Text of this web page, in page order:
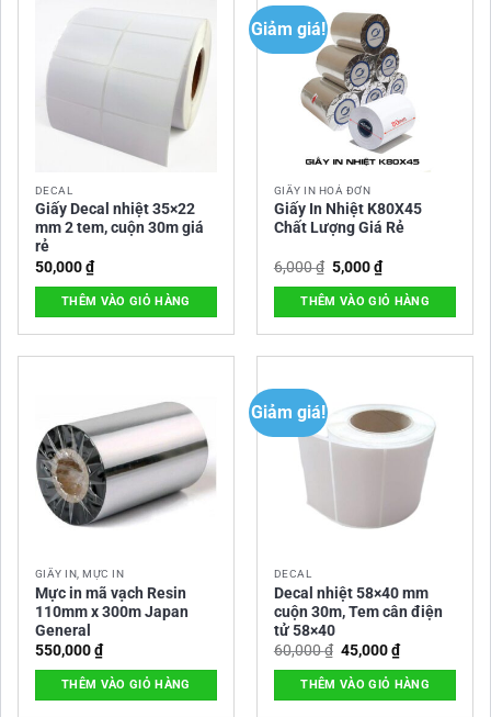
35×22 mm chất lượng, giá rẻ.
⭐Thanh toán và giao hàng
Giao hàng toàn quốc, hỗ trợ thanh toán COD với đơn
hàng có giá trị dưới 3 triệu đồng.
Miễn phí giao hàng nội thành TP. Hồ Chí Minh trong
bán kính 10km.
DECAL
Giấy Decal nhiệt 35×22
mm 2 tem, cuộn 30m giá
rẻ
50,000₫
THÊM VÀO GIỎ HÀNG
Giảm giá!
GIẤY IN HOÁ ĐƠN
Giấy In Nhiệt K80X45
Chất Lượng Giá Rẻ
6,000₫ Giá
gốc
là:
6,000 ₫.
5,000₫Giá
hiện
tại
là:
5,000 ₫.
THÊM VÀO GIỎ HÀNG
GIẤY IN, MỰC IN
Mực in mã vạch Resin
110mm x 300m Japan
General
550,000₫
THÊM VÀO GIỎ HÀNG
Giảm giá!
DECAL
Decal nhiệt 58×40 mm
cuộn 30m, Tem cân điện
tử 58×40
60,000₫ Giá
gốc
là:
60,000 ₫.
45,000₫Giá
hiện
tại
là:
45,000 ₫.
THÊM VÀO GIỎ HÀNG